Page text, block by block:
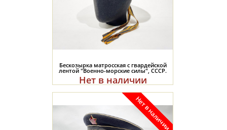
Бескозырка матросская с гвардейской
лентой "Военно-морские силы", СССР.
Нет в наличии